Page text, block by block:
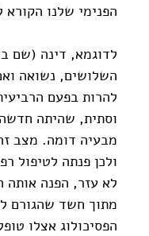
הפנימי שלנו הקורא
לדוגמא, דינה (שם
השלושים, נשואה
להרות בפעם
וסתית, שהיתה
מבעיה דומה. מצב
ולכן פנתה לטיפול
לא עזר, הפנה אותה
מתוך חשד שהגורם
הפסיכולוג אצלו